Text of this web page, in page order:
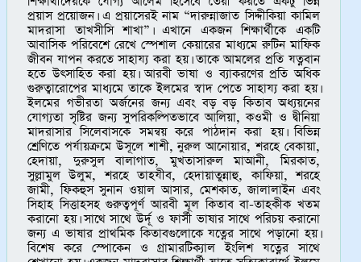
প্রয়াস প্রয়োজন। এ প্রয়াসেরই নাম “দারুন্নাজাত সিদ্দীকিয়া কামিল
মাদরাসা তাখসীসি শাখা”। এখানে একজন শিক্ষার্থীকে একটি
আবাসিক পরিবেশে রেখে স্পেশাল কেয়ারের মাধ্যমে রুটিন মাফিক
জীবন যাপন করতে সাহায্য করা হয়। তাকে আমলের প্রতি যত্নবান
হতে উৎসাহিত করা হয়। আরবী ভাষা ও ব্যাকরণের প্রতি অধিক
গুরুত্বারোপের মাধ্যমে তাকে ইলমের স্বাদ পেতে সাহায্য করা হয়।
ইলমের গভীরতা অর্জনের জন্য এবং বড় বড় কিতাব অধ্যয়নের
যোগ্যতা সৃষ্টির জন্য সুপরিকল্পিতভাবে আলিয়া, কওমী ও দ্বীনিয়া
মাদরাসার সিলেবাসকে সমন্বয় করে পাঠদান করা হয়। বিভিন্ন
শ্রেণিতে পর্যায়ক্রমে উসূলে শাশী, নুরুল আনোয়ার, শরহে বেকায়া,
হেদায়া, দুরুসুল বালাগাত, মুখতাসারুল মাআনী, মিরকাত,
সুল্লামুল উলুম, শরহে তাহযীব, হেদায়াতুন্নাহু, কাফিয়া, শরহে
জামী, ফিকহুস সুনান ওয়াল আসার, মেশকাত, জালালাইন এবং
সিহাহ সিত্তাহসহ গুরুত্বপূর্ণ আরবী মূল কিতাব বা-তাহকীক খতম
করানো হয়। সাথে সাথে উর্দূ ও ফার্সী ভাষার সাথে পরিচয় করানো
জন্য এ ভাষার প্রাথমিক কিতাবগুলোকে যত্নের সাথে পড়ানো হয়।
বিশেষ করে স্পোকেন ও গ্রামারটিক্যাল ইংলিশ যত্নের সাথে